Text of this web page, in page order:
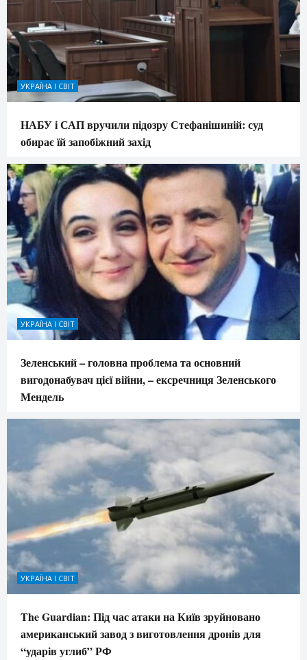
УКРАЇНА І СВІТ
НАБУ і САП вручили підозру Стефанішиній: суд
обирає їй запобіжний захід
УКРАЇНА І СВІТ
Зеленський – головна проблема та основний
вигодонабувач цієї війни, – ексречниця Зеленського
Мендель
УКРАЇНА І СВІТ
The Guardian: Під час атаки на Київ зруйновано
американський завод з виготовлення дронів для
“ударів углиб” РФ